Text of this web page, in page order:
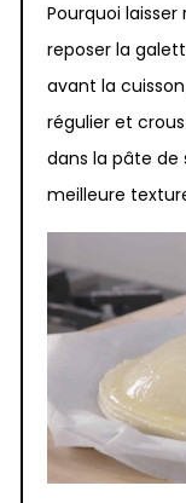
Pourquoi
reposer la
avant la
régulier et
dans la pâte de
meilleure